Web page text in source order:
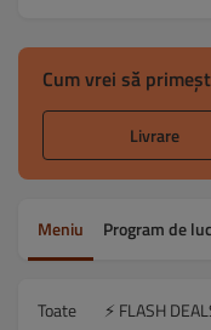
Cum vrei să
Livrare
Meniu Program de
Toate ⚡ FLASH